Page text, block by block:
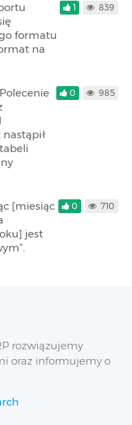
formatu
na
1 839
nastąpił
0 985
[miesiąc
jest
0 710
rozwiązujemy
oraz informujemy o